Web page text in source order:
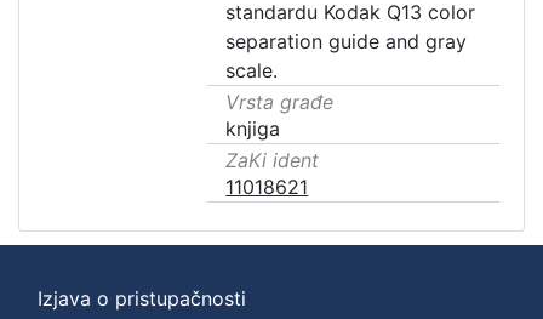
standardu Kodak Q13 color
separation guide and gray
scale.
Vrsta građe
knjiga
ZaKi ident
11018621
Izjava o pristupačnosti